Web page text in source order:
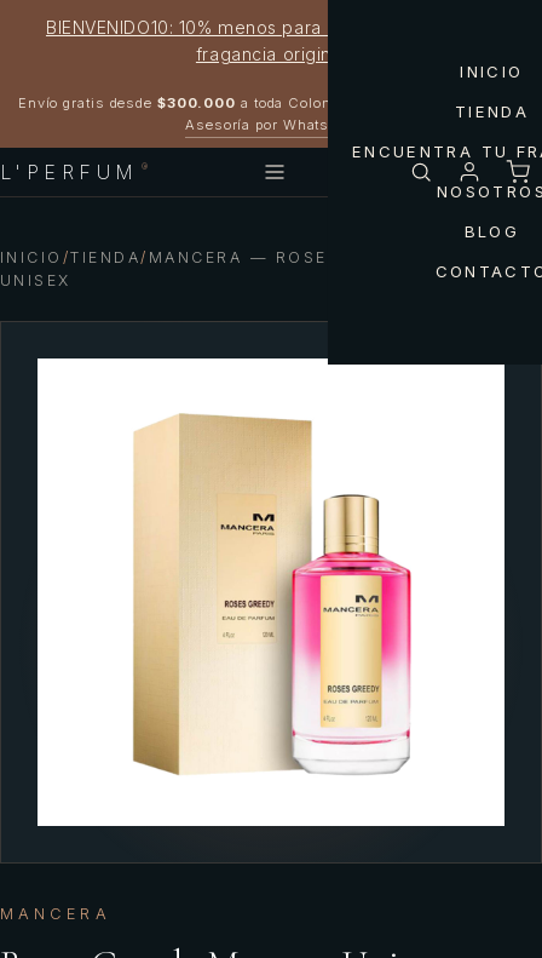
BIENVENIDO10: 10% menos para estrenar tu próxima
fragancia original
Envío gratis desde $300.000 a toda Colombia
Asesoría por WhatsApp
L'PERFUM ®
INICIO
TIENDA
ENCUENTRA TU
BLOG
INICIO /TIENDA/ MANCERA — ROSES GREEDY MANCERA
UNISEX
MANCERA